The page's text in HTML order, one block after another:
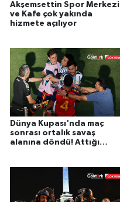
Akşemsettin Spor Merkezi
ve Kafe çok yakında
hizmete açılıyor
Dünya Kupası'nda maç
sonrası ortalık savaş
alanına döndü! Attığı